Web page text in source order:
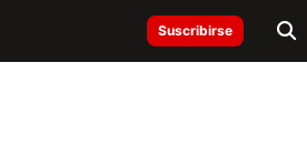
Suscribirse